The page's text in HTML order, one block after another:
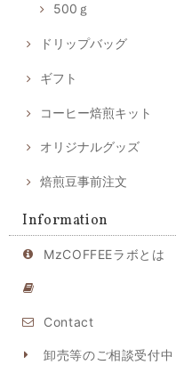
500ｇ
ドリップバッグ
ギフト
コーヒー焙煎キット
オリジナルグッズ
焙煎豆事前注文
Information
MzCOFFEEラボとは
Contact
卸売等のご相談受付中